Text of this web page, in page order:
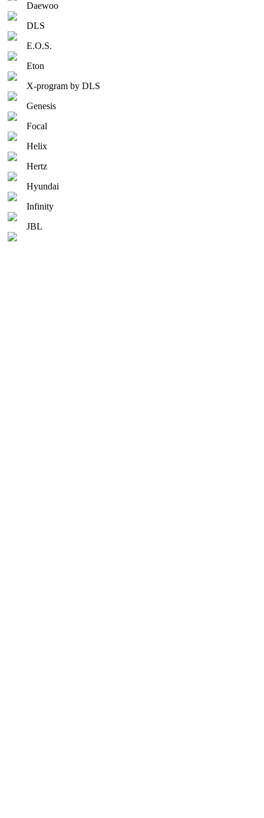
Daewoo
DLS
E.O.S.
Eton
X-program by DLS
Genesis
Focal
Helix
Hertz
Hyundai
Infinity
JBL